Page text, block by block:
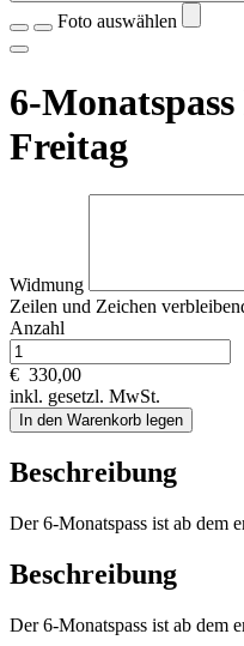
Foto auswählen
6-
Freitag
Widmung
Zeilen und Zeichen
Anzahl
€ 330,00
inkl. gesetzl. MwSt.
In den Warenkorb legen
Beschreibung
Der 6-Monatspass ist ab dem
Beschreibung
Der 6-Monatspass ist ab dem